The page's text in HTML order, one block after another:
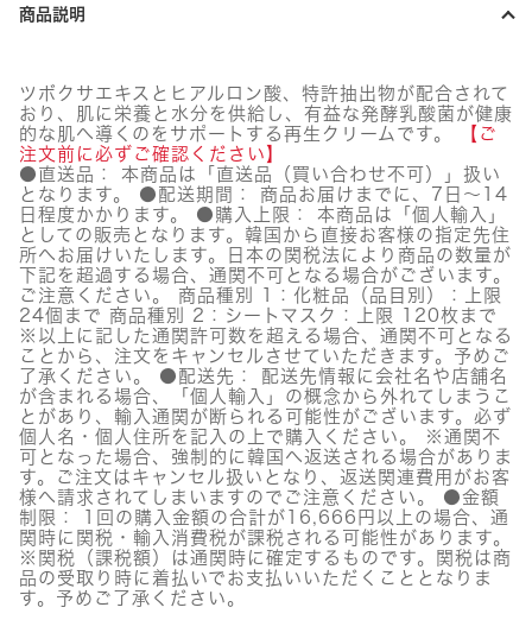
品】
ラ
シ
オ
ン)
ラ
ク
ト
リ
ペ
ア
コ
ン
ト
ロ
ー
ル
ク
リ
ー
ム
個
商品説明
ツボクサエキスとヒアルロン酸、特許抽出物が配合されて
おり、肌に栄養と水分を供給し、有益な発酵乳酸菌が健康
的な肌へ導くのをサポートする再生クリームです。
【ご
注文前に必ずご確認ください】
●直送品： 本商品は「直送品（買い合わせ不可）」扱い
となります。 ●配送期間： 商品お届けまでに、7日～14
日程度かかります。 ●購入上限： 本商品は「個人輸入」
としての販売となります。韓国から直接お客様の指定先住
所へお届けいたします。日本の関税法により商品の数量が
下記を超過する場合、通関不可となる場合がございます。
ご注意ください。 商品種別 1：化粧品（品目別）：上限
24個まで 商品種別 2：シートマスク：上限 120枚まで
※以上に記した通関許可数を超える場合、通関不可となる
ことから、注文をキャンセルさせていただきます。予めご
了承ください。 ●配送先： 配送先情報に会社名や店舗名
が含まれる場合、「個人輸入」の概念から外れてしまうこ
とがあり、輸入通関が断られる可能性がございます。必ず
個人名・個人住所を記入の上で購入ください。 ※通関不
可となった場合、強制的に韓国へ返送される場合がありま
す。ご注文はキャンセル扱いとなり、返送関連費用がお客
様へ請求されてしまいますのでご注意ください。 ●金額
制限： 1回の購入金額の合計が16,666円以上の場合、通
関時に関税・輸入消費税が課税される可能性があります。
※関税（課税額）は通関時に確定するものです。関税は商
品の受取り時に着払いでお支払いいただくこととなりま
す。予めご了承ください。